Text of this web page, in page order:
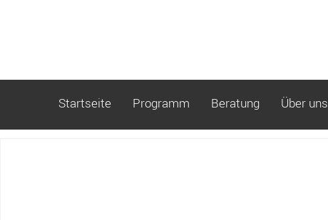
Startseite Programm Beratung Über uns